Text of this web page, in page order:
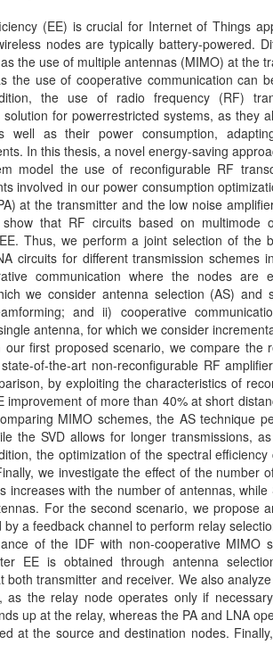
(EE) is crucial for Internet of Things
nodes are typically battery-powered.
the use of multiple antennas (MIMO) at the
the use of cooperative communication can
the use of radio frequency (RF)
for powerrestricted systems, as they
well as their power consumption,
In this thesis, a novel energy-saving
model the use of reconfigurable RF
involved in our power consumption
at the transmitter and the low noise
that RF circuits based on multimode
Thus, we perform a joint selection of the
circuits for different transmission schemes
communication where the nodes are
we consider antenna selection (AS) and
and ii) cooperative
antenna, for which we consider
first proposed scenario, we compare the
of-the-art non-reconfigurable RF
by exploiting the characteristics of
improvement of more than 40% at short
MIMO schemes, the AS technique
the SVD allows for longer transmissions,
the optimization of the spectral efficiency
we investigate the effect of the number
increases with the number of antennas, while
For the second scenario, we propose
a feedback channel to perform relay
of the IDF with non-cooperative MIMO
EE is obtained through antenna
both transmitter and receiver. We also
as the relay node operates only if
up at the relay, whereas the PA and LNA
at the source and destination nodes.